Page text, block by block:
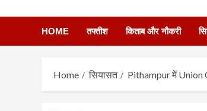
HOME तफ्तीश किताब और नौकरी
Home सियासत Pithampur में Union